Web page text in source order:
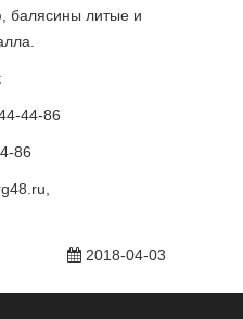
балясины литые и
44-86
86
2018-04-03